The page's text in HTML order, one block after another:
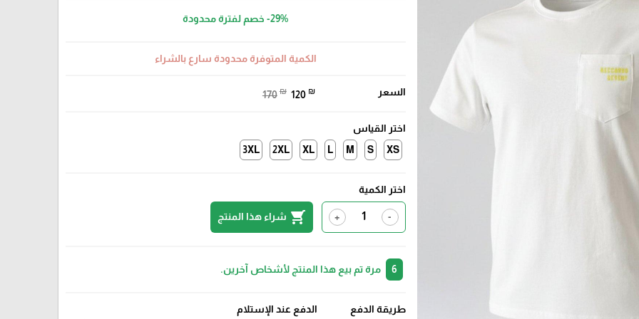
-29%خصم لفترة محدودة
الكمية المتوفرة محدودة سارع بالشراء
السعر 170 ₪ 120 ₪
اختر القياس
XS
S
M
L
XL
2XL
3XL
اختر الكمية
-
+
shopping_cart شراء هذا المنتج
مرة تم بيع هذا المنتج لأشخاص آخرين.
طريقة الدفع
الدفع عند الإستلام